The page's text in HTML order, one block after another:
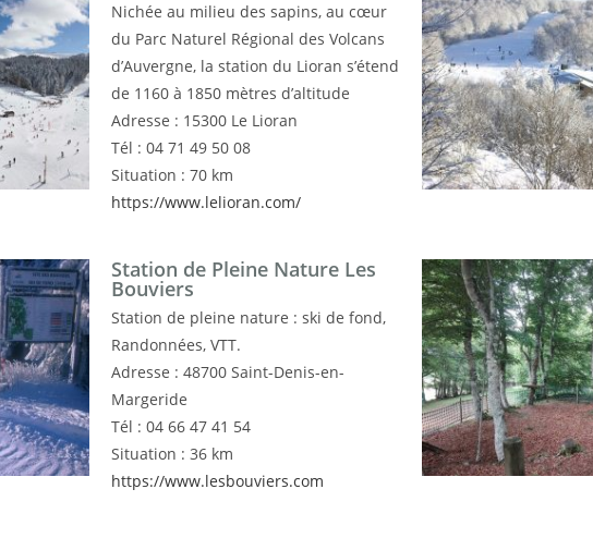
Nichée au milieu des sapins, au cœur
du Parc Naturel Régional des Volcans
d’Auvergne, la station du Lioran s’étend
de 1160 à 1850 mètres d’altitude
Adresse : 15300 Le Lioran
Tél : 04 71 49 50 08
Situation : 70 km
https://www.lelioran.com/
Station de Pleine Nature Les
Bouviers
Station de pleine nature : ski de fond,
Randonnées, VTT.
Adresse : 48700 Saint-Denis-en-
Margeride
Tél : 04 66 47 41 54
Situation : 36 km
https://www.lesbouviers.com